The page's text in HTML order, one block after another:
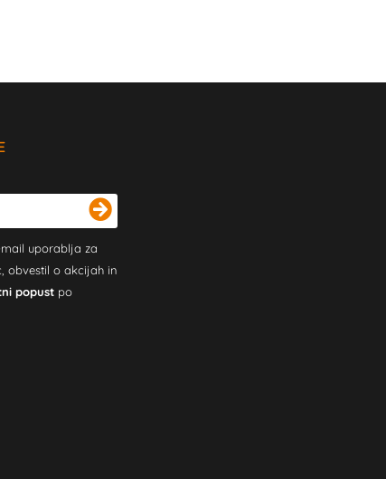
uporablja za
obvestil o akcijah in
popust po